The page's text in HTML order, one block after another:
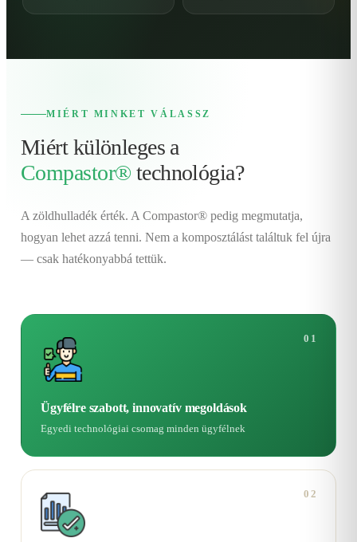
MIÉRT MINKET VÁLASSZ
Miért különleges a
Compastor® technológia?
A zöldhulladék érték. A Compastor® pedig megmutatja,
hogyan lehet azzá tenni. Nem a komposztálást találtuk fel újra
— csak hatékonyabbá tettük.
01
Ügyfélre szabott, innovatív megoldások
Egyedi technológiai csomag minden ügyfélnek
02